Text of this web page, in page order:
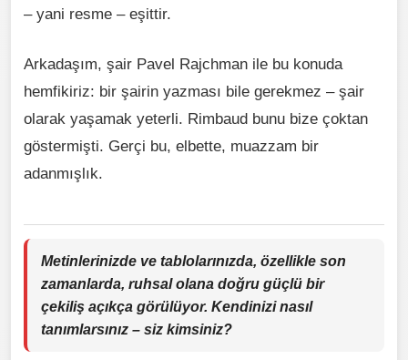
– yani resme – eşittir.
Arkadaşım, şair Pavel Rajchman ile bu konuda
hemfikiriz: bir şairin yazması bile gerekmez – şair
olarak yaşamak yeterli. Rimbaud bunu bize çoktan
göstermişti. Gerçi bu, elbette, muazzam bir
adanmışlık.
Metinlerinizde ve tablolarınızda, özellikle son
zamanlarda, ruhsal olana doğru güçlü bir
çekiliş açıkça görülüyor. Kendinizi nasıl
tanımlarsınız – siz kimsiniz?